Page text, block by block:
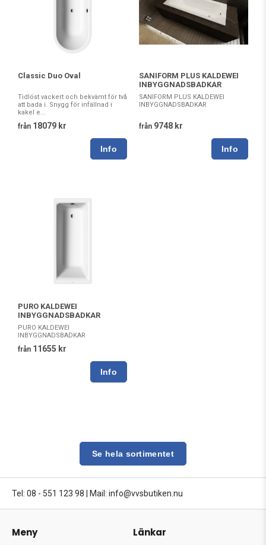
Classic Duo Oval
Tidlöst vackert och bekvämt för två
att bada i. Snygg för infällnad i
kakel e...
från 18079 kr
SANIFORM PLUS KALDEWEI
INBYGGNADSBADKAR
SANIFORM PLUS KALDEWEI
INBYGGNADSBADKAR
från 9748 kr
PURO KALDEWEI
INBYGGNADSBADKAR
PURO KALDEWEI
INBYGGNADSBADKAR
från 11655 kr
Se hela sortimentet
Tel: 08 - 551 123 98 Mail: info@vvsbutiken.nu
Meny Länkar